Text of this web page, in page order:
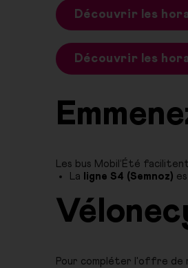
Découvrir les
Découvrir les
Les bus Mobil’Été
La
ligne S4 (Semnoz)
Pour compléter l'offre de